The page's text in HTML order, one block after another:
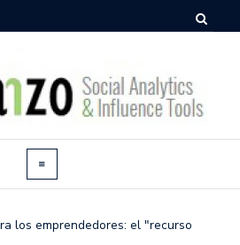
los emprendedores: el "recurso